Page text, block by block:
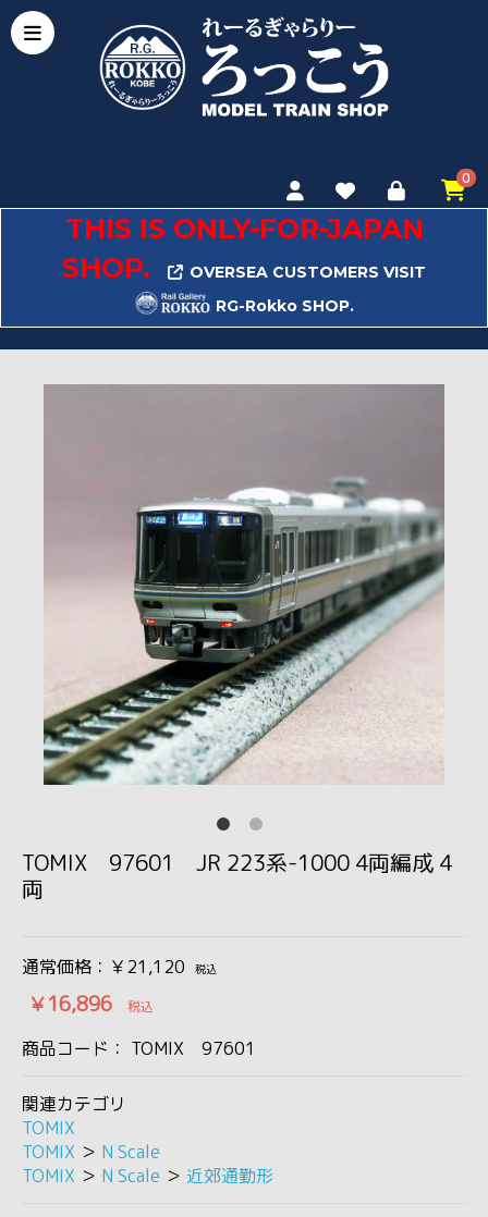
0
THIS IS ONLY-FOR-JAPAN
SHOP.
OVERSEA CUSTOMERS VISIT
RG-Rokko SHOP.
TOMIX 97601 JR 223系-1000 4両編成 4
両
通常価格：￥21,120 税込
￥16,896 税込
商品コード： TOMIX 97601
関連カテゴリ
TOMIX
TOMIX ＞ N Scale
TOMIX ＞ N Scale ＞ 近郊通勤形